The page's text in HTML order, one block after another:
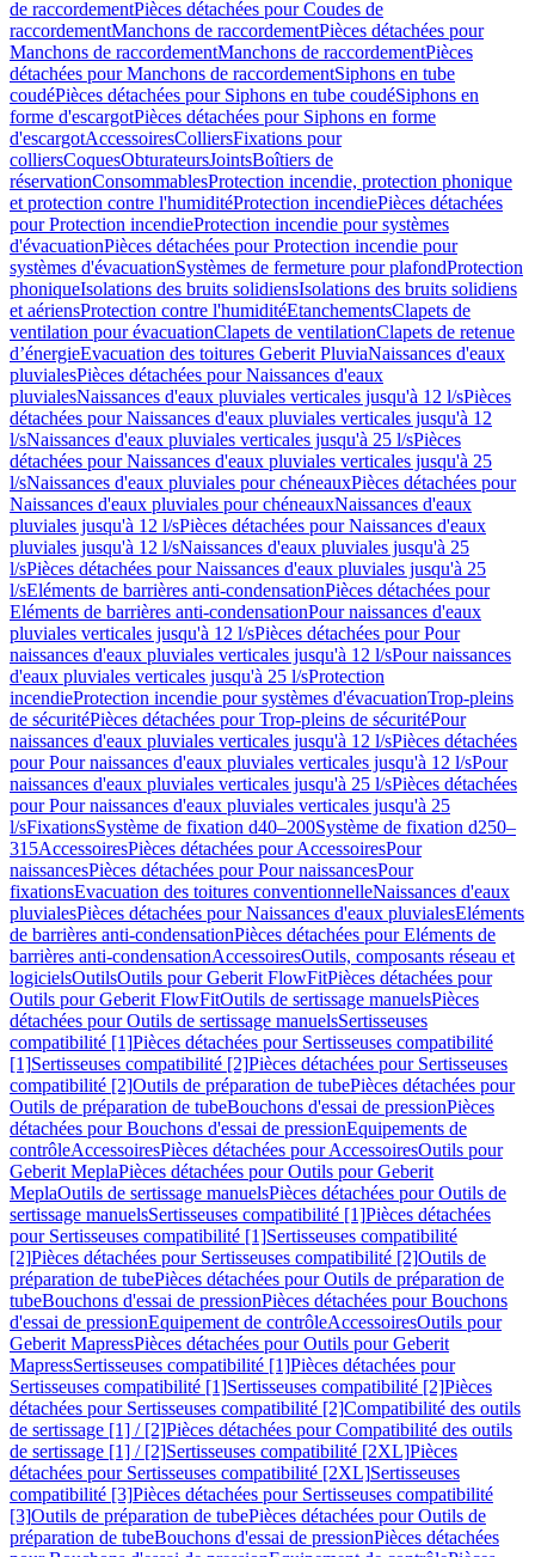
de raccordementPièces détachées pour Coudes de
raccordementManchons de raccordementPièces détachées pour
Manchons de raccordementManchons de raccordementPièces
détachées pour Manchons de raccordementSiphons en tube
coudéPièces détachées pour Siphons en tube coudéSiphons en
forme d'escargotPièces détachées pour Siphons en forme
d'escargotAccessoiresColliersFixations pour
colliersCoquesObturateursJointsBoîtiers de
réservationConsommablesProtection incendie, protection phonique
et protection contre l'humiditéProtection incendiePièces détachées
pour Protection incendieProtection incendie pour systèmes
d'évacuationPièces détachées pour Protection incendie pour
systèmes d'évacuationSystèmes de fermeture pour plafondProtection
phoniqueIsolations des bruits solidiensIsolations des bruits solidiens
et aériensProtection contre l'humiditéEtanchementsClapets de
ventilation pour évacuationClapets de ventilationClapets de retenue
d’énergieEvacuation des toitures Geberit PluviaNaissances d'eaux
pluvialesPièces détachées pour Naissances d'eaux
pluvialesNaissances d'eaux pluviales verticales jusqu'à 12 l/sPièces
détachées pour Naissances d'eaux pluviales verticales jusqu'à 12
l/sNaissances d'eaux pluviales verticales jusqu'à 25 l/sPièces
détachées pour Naissances d'eaux pluviales verticales jusqu'à 25
l/sNaissances d'eaux pluviales pour chéneauxPièces détachées pour
Naissances d'eaux pluviales pour chéneauxNaissances d'eaux
pluviales jusqu'à 12 l/sPièces détachées pour Naissances d'eaux
pluviales jusqu'à 12 l/sNaissances d'eaux pluviales jusqu'à 25
l/sPièces détachées pour Naissances d'eaux pluviales jusqu'à 25
l/sEléments de barrières anti-condensationPièces détachées pour
Eléments de barrières anti-condensationPour naissances d'eaux
pluviales verticales jusqu'à 12 l/sPièces détachées pour Pour
naissances d'eaux pluviales verticales jusqu'à 12 l/sPour naissances
d'eaux pluviales verticales jusqu'à 25 l/sProtection
incendieProtection incendie pour systèmes d'évacuationTrop-pleins
de sécuritéPièces détachées pour Trop-pleins de sécuritéPour
naissances d'eaux pluviales verticales jusqu'à 12 l/sPièces détachées
pour Pour naissances d'eaux pluviales verticales jusqu'à 12 l/sPour
naissances d'eaux pluviales verticales jusqu'à 25 l/sPièces détachées
pour Pour naissances d'eaux pluviales verticales jusqu'à 25
l/sFixationsSystème de fixation d40–200Système de fixation d250–
315AccessoiresPièces détachées pour AccessoiresPour
naissancesPièces détachées pour Pour naissancesPour
fixationsEvacuation des toitures conventionnelleNaissances d'eaux
pluvialesPièces détachées pour Naissances d'eaux pluvialesEléments
de barrières anti-condensationPièces détachées pour Eléments de
barrières anti-condensationAccessoiresOutils, composants réseau et
logicielsOutilsOutils pour Geberit FlowFitPièces détachées pour
Outils pour Geberit FlowFitOutils de sertissage manuelsPièces
détachées pour Outils de sertissage manuelsSertisseuses
compatibilité [1]Pièces détachées pour Sertisseuses compatibilité
[1]Sertisseuses compatibilité [2]Pièces détachées pour Sertisseuses
compatibilité [2]Outils de préparation de tubePièces détachées pour
Outils de préparation de tubeBouchons d'essai de pressionPièces
détachées pour Bouchons d'essai de pressionEquipements de
contrôleAccessoiresPièces détachées pour AccessoiresOutils pour
Geberit MeplaPièces détachées pour Outils pour Geberit
MeplaOutils de sertissage manuelsPièces détachées pour Outils de
sertissage manuelsSertisseuses compatibilité [1]Pièces détachées
pour Sertisseuses compatibilité [1]Sertisseuses compatibilité
[2]Pièces détachées pour Sertisseuses compatibilité [2]Outils de
préparation de tubePièces détachées pour Outils de préparation de
tubeBouchons d'essai de pressionPièces détachées pour Bouchons
d'essai de pressionEquipement de contrôleAccessoiresOutils pour
Geberit MapressPièces détachées pour Outils pour Geberit
MapressSertisseuses compatibilité [1]Pièces détachées pour
Sertisseuses compatibilité [1]Sertisseuses compatibilité [2]Pièces
détachées pour Sertisseuses compatibilité [2]Compatibilité des outils
de sertissage [1] / [2]Pièces détachées pour Compatibilité des outils
de sertissage [1] / [2]Sertisseuses compatibilité [2XL]Pièces
détachées pour Sertisseuses compatibilité [2XL]Sertisseuses
compatibilité [3]Pièces détachées pour Sertisseuses compatibilité
[3]Outils de préparation de tubePièces détachées pour Outils de
préparation de tubeBouchons d'essai de pressionPièces détachées